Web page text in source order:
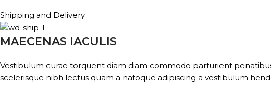
Shipping and Delivery
MAECENAS IACULIS
Vestibulum curae torquent diam diam commodo parturient
scelerisque nibh lectus quam a natoque adipiscing a vestibulum